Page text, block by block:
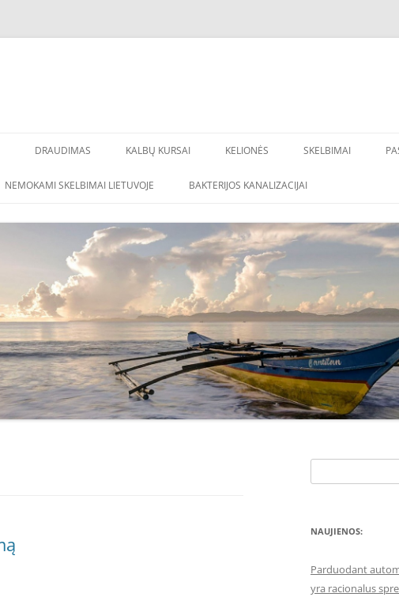
DRAUDIMAS KALBŲ KURSAI KELIONĖS SKELBIMAI
NEMOKAMI SKELBIMAI LIETUVOJE BAKTERIJOS KANALIZACIJAI
for:
NAUJIENOS:
Parduodant
yra racionalus